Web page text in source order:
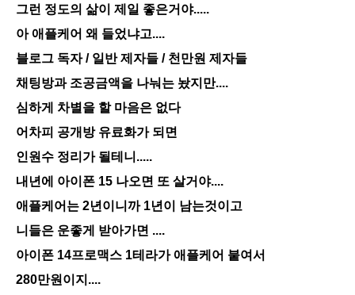
그런 정도의 삶이 제일 좋은거야.....
아 애플케어 왜 들었냐고....
블로그 독자 / 일반 제자들 / 천만원 제자들
채팅방과 조공금액을 나눠는 놨지만....
심하게 차별을 할 마음은 없다
어차피 공개방 유료화가 되면
인원수 정리가 될테니.....
내년에 아이폰 15 나오면 또 살거야....
애플케어는 2년이니까 1년이 남는것이고
니들은 운좋게 받아가면 ....
아이폰 14프로맥스 1테라가 애플케어 붙여서
280만원이지....